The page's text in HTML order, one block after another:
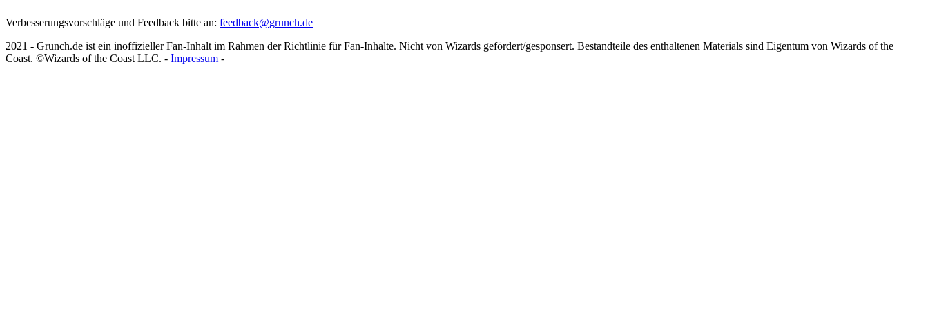
Verbesserungsvorschläge und Feedback bitte an: feedback@grunch.de
2021 - Grunch.de ist ein inoffizieller Fan-Inhalt im Rahmen der Richtlinie für Fan-Inhalte. Nicht von Wizards gefördert/gesponsert. Bestandteile des enthaltenen Materials sind Eigentum von Wizards of the
Coast. ©Wizards of the Coast LLC. - Impressum -